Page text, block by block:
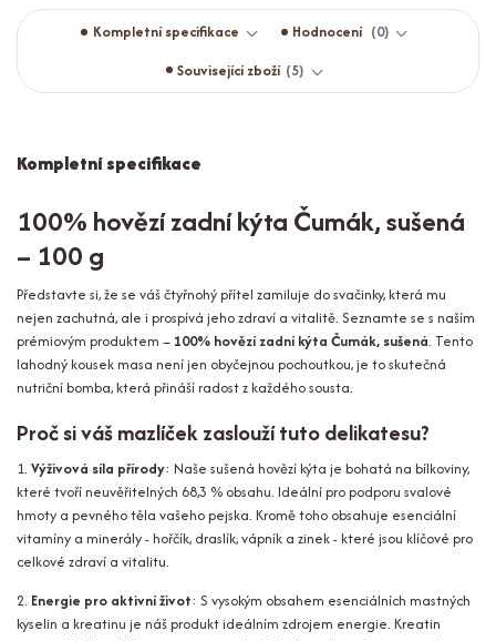
Kompletní specifikace Hodnocení
0
Související zboží 5
Kompletní specifikace
100% hovězí zadní kýta Čumák, sušená
– 100 g
Představte si, že se váš čtyřnohý přítel zamiluje do svačinky, která mu
nejen zachutná, ale i prospívá jeho zdraví a vitalitě. Seznamte se s naším
prémiovým produktem – 100% hovězí zadní kýta Čumák, sušená. Tento
lahodný kousek masa není jen obyčejnou pochoutkou, je to skutečná
nutriční bomba, která přináší radost z každého sousta.
Proč si váš mazlíček zaslouží tuto delikatesu?
1. Výživová síla přírody: Naše sušená hovězí kýta je bohatá na bílkoviny,
které tvoří neuvěřitelných 68,3 % obsahu. Ideální pro podporu svalové
hmoty a pevného těla vašeho pejska. Kromě toho obsahuje esenciální
vitamíny a minerály - hořčík, draslík, vápník a zinek - které jsou klíčové pro
celkové zdraví a vitalitu.
2. Energie pro aktivní život: S vysokým obsahem esenciálních mastných
kyselin a kreatinu je náš produkt ideálním zdrojem energie. Kreatin